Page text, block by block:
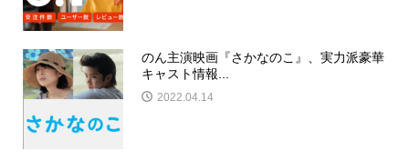
のん主演映画『さかなのこ』、実力派豪華
キャスト情報...
2022.04.14